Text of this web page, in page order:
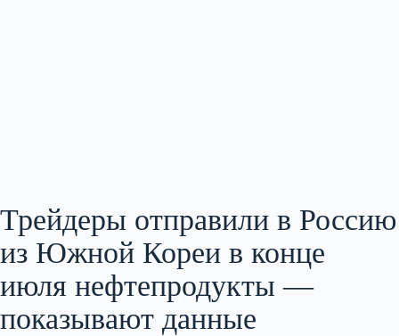
Трейдеры отправили в Россию
из Южной Кореи в конце
июля нефтепродукты —
показывают данные